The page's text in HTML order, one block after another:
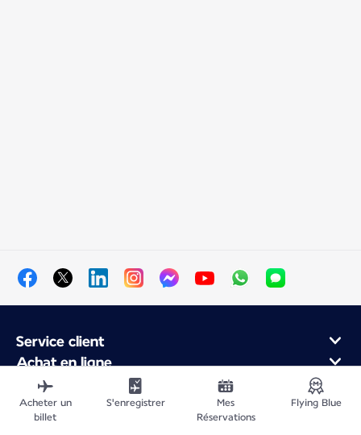
Service client
Achat en ligne
Programme de fidélité et partenaires
À propos d'Air France
Application Mobile Air France
Acheter un
billet
S'enregistrer
Mes
Réservations
Flying Blue